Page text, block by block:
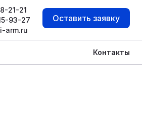
21-21
93-27
arm.ru
Оставить заявку
Контакты